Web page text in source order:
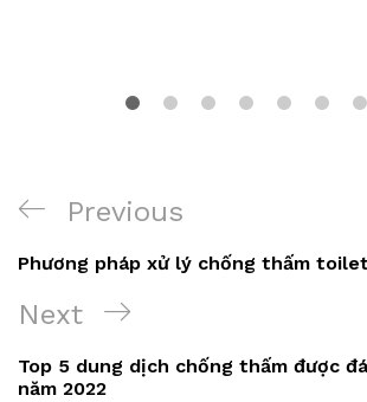
Điều
hướng
bài
viết
Previous
Post
Previous
Phương pháp xử lý chống thấm
Next
Post
Next
Top 5 dung dịch chống thấm được
năm 2022